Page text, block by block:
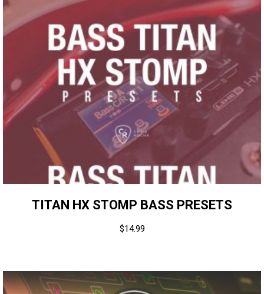
TITAN HX STOMP BASS PRESETS
$14.99